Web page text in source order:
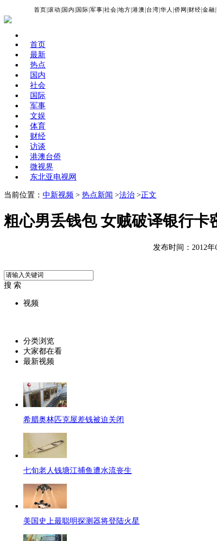
首页 |滚动 国内 国际 |军事 |社会 |地方 |港澳 台湾 |华人 |侨网 财经 |金融 |
首页
最新
热点
国内
社会
国际
军事
文娱
体育
财经
访谈
港澳台侨
微视界
东北亚电视网
当前位置： 中新视频 > 热点新闻 >法治 >正文
粗心男丢钱包 女贼破译银行卡
发布时间：2012年
搜 索
视频
分类浏览
大家都在看
最新视频
希腊奥林匹克屋差钱被迫关闭
七旬老人钱塘江捕鱼遭水流丧生
美国史上最聪明探测器将登陆火星